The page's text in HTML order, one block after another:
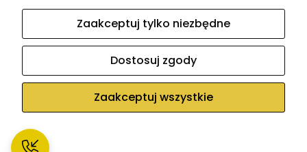
Polityka Prywatności
Polityka Plików Cookies
Sklep internetowy Shoper Premium
Zaakceptuj tylko niezbędne
Dostosuj zgody
Zaakceptuj wszystkie